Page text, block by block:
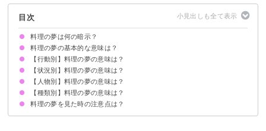
目次
料理の夢は何の暗示？
料理の夢の基本的な意味は？
目標までのプロセスを暗示
状況によって意味が決まる
【行動別】料理の夢の意味は？
料理を作る夢【吉夢】
料理を運ぶ夢【吉夢】
料理を振る舞う夢【吉夢】
料理を食べる夢【吉夢】
誰かと一緒に料理を作る夢【警告夢】
料理人になる夢【吉夢】
料理をたくさん作る夢【吉夢】
【状況別】料理の夢の意味は？
料理を作ってもらう夢【吉夢・凶夢】
料理を失敗する夢【警告夢】
料理を褒めてもらえない夢【凶夢】
料理が出てこない夢【凶夢】
料理で火を使う夢【吉夢】
【人物別】料理の夢の意味は？
異性に料理を作ってもらう夢【吉夢】
好きな人に料理を作ってもらう夢【願望夢】
亡くなった人に料理を作ってもらう夢【吉夢】
料理人に料理を作ってもらう夢【吉夢】
お母さんに料理を作ってもらう夢【警告夢】
【種類別】料理の夢の意味は？
肉料理の夢【吉夢】
卵料理の夢【吉夢】
魚料理の夢【吉夢】
コース料理の夢【吉夢】
揚げ物の夢【吉夢】
炒め物の夢【吉夢】
料理の夢を見た時の注意点は？
吉夢なら話さず警告夢や凶夢は人に話す